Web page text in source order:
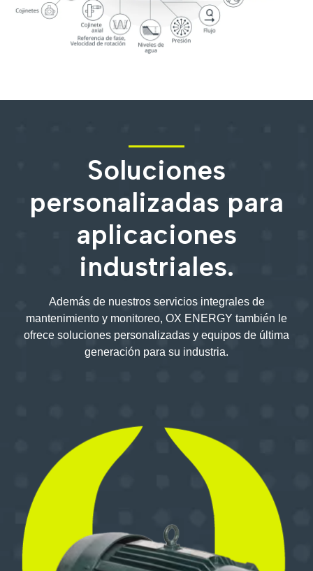
Soluciones
personalizadas para
aplicaciones
industriales.
Además de nuestros servicios integrales de
mantenimiento y monitoreo, OX ENERGY también le
ofrece soluciones personalizadas y equipos de última
generación para su industria.